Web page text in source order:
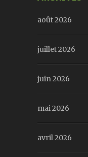
août 2026
juillet 2026
juin 2026
mai 2026
avril 2026